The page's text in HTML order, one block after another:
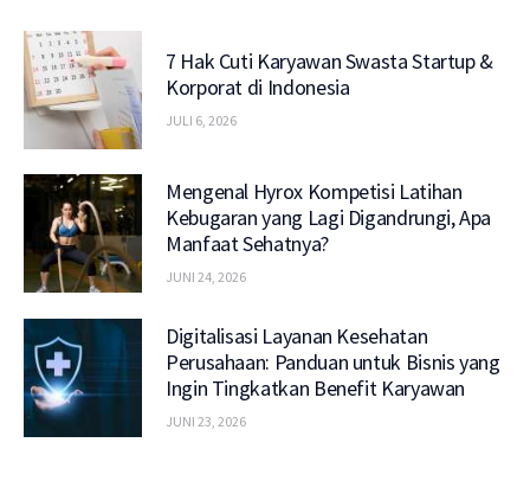
7 Hak Cuti Karyawan Swasta Startup &
Korporat di Indonesia
JULI 6, 2026
Mengenal Hyrox Kompetisi Latihan
Kebugaran yang Lagi Digandrungi, Apa
Manfaat Sehatnya?
JUNI 24, 2026
Digitalisasi Layanan Kesehatan
Perusahaan: Panduan untuk Bisnis yang
Ingin Tingkatkan Benefit Karyawan
JUNI 23, 2026